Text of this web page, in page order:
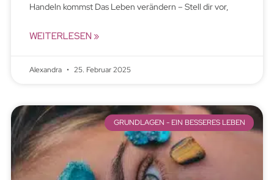
Handeln kommst Das Leben verändern – Stell dir vor,
WEITERLESEN »
Alexandra 25. Februar 2025
GRUNDLAGEN - EIN BESSERES LEBEN